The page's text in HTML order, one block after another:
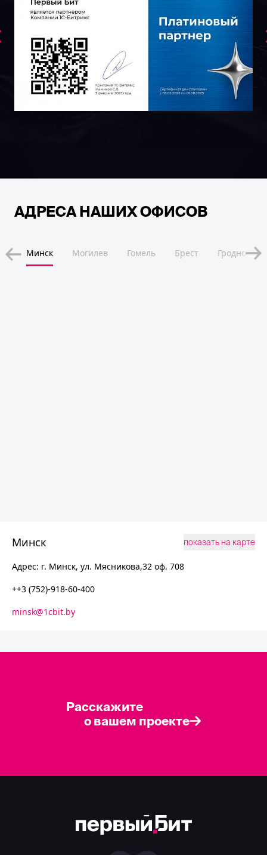
АДРЕСА НАШИХ ОФИСОВ
Минск Могилев Гомель Брест Гродно
Минск показать на карте
Адрес: г. Минск, ул. Мясникова,32 оф. 708
++3 (752)-918-60-400
minsk@1cbit.by
Расскажите
о вашем проекте